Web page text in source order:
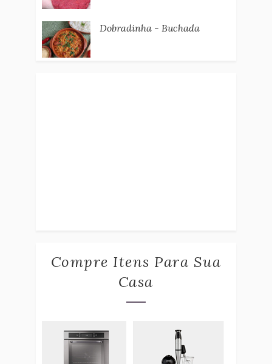
Dobradinha - Buchada
Compre Itens Para Sua
Casa